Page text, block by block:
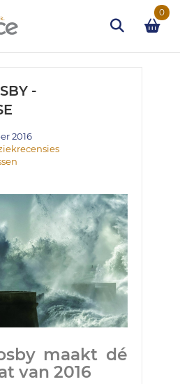
0
Zoek
-
2016
maakt dé
van 2016